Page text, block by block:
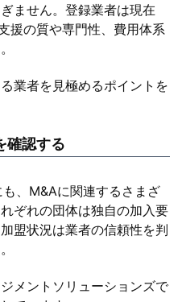
ません。登録業者は現在
援の質や専門性、費用体系
業者を見極めるポイントを
確認する
、M&Aに関連するさまざ
ぞれの団体は独自の加入要
盟状況は業者の信頼性を判
メントソリューションズで